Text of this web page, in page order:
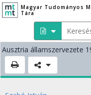
Magyar Tudományos
Tára
Ausztria államszervezete